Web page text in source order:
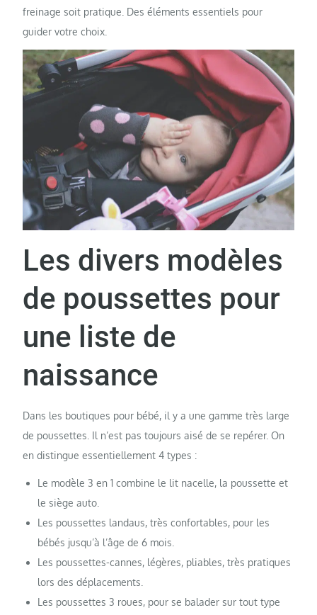
freinage soit pratique. Des éléments essentiels pour
guider votre choix.
Les divers modèles
de poussettes pour
une liste de
naissance
Dans les boutiques pour bébé, il y a une gamme très large
de poussettes. Il n’est pas toujours aisé de se repérer. On
en distingue essentiellement 4 types :
Le modèle 3 en 1 combine le lit nacelle, la poussette et
le siège auto.
Les poussettes landaus, très confortables, pour les
bébés jusqu’à l’âge de 6 mois.
Les poussettes-cannes, légères, pliables, très pratiques
lors des déplacements.
Les poussettes 3 roues, pour se balader sur tout type